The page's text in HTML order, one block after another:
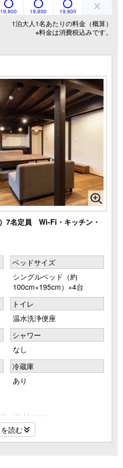
19,800 19,800 19,800
1泊大人1名あたりの料金（概算）
※料金は消費税込みです。
7名定員 Wi-Fi・キッチン・
ベッドサイズ
シングルベッド（約
100cm×195cm）×4台
トイレ
温水洗浄便座
シャワー
なし
冷蔵庫
あり
『祭 Matsuri』。
えているので、
読む